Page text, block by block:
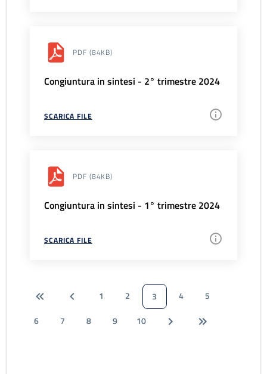
PDF (84KB)
Congiuntura in sintesi - 2° trimestre 2024
SCARICA FILE
PDF (84KB)
Congiuntura in sintesi - 1° trimestre 2024
SCARICA FILE
1 2 3 4
5
6
7 8 9 10